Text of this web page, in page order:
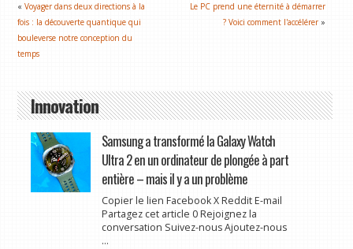
«Voyager dans deux directions à la
fois : la découverte quantique qui
bouleverse notre conception du
temps
Le PC prend une éternité à démarrer
? Voici comment l'accélérer »
Innovation
Samsung a transformé la Galaxy Watch
Ultra 2 en un ordinateur de plongée à part
entière – mais il y a un problème
Copier le lien Facebook X Reddit E-mail
Partagez cet article 0 Rejoignez la
conversation Suivez-nous Ajoutez-nous
...